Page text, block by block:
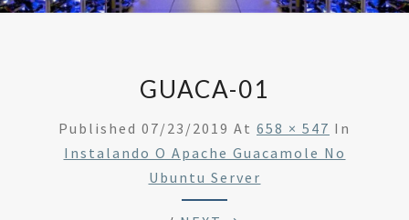
GUACA-01
Published 07/23/2019 At 658 × 547 In
Instalando O Apache Guacamole No
Ubuntu Server